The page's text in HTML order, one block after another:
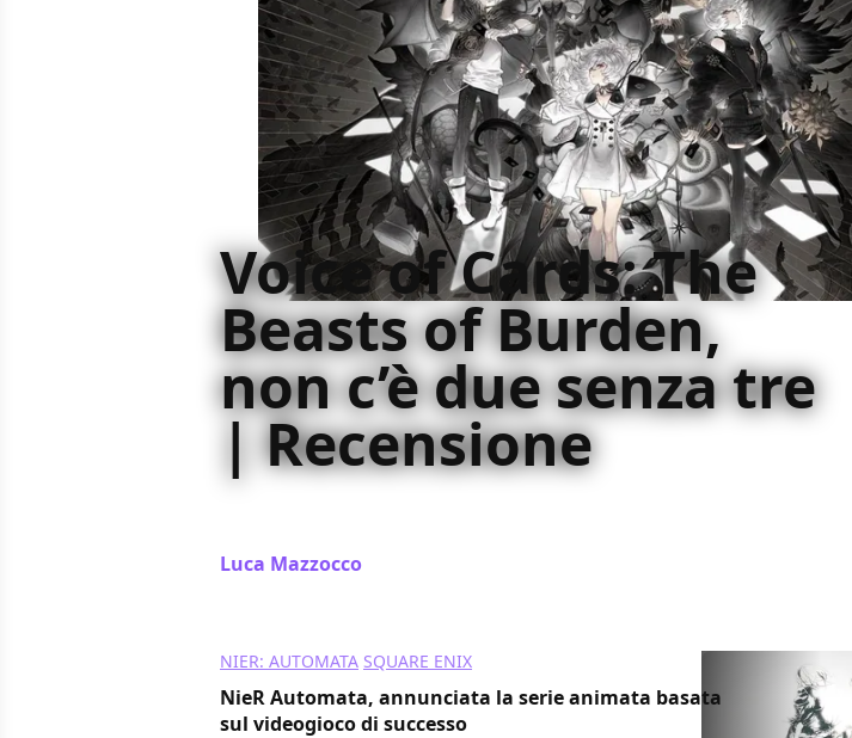
Voice of Cards: The
Beasts of Burden,
non c’è due senza tre
| Recensione
Luca Mazzocco
NIER: AUTOMATA SQUARE ENIX
NieR Automata, annunciata la serie animata basata
sul videogioco di successo